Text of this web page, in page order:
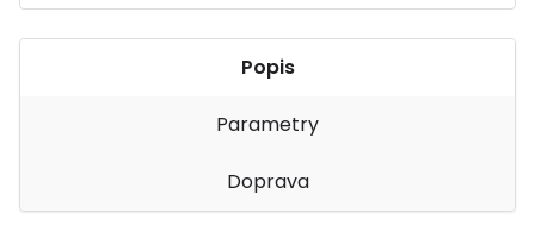
Popis
Parametry
Doprava